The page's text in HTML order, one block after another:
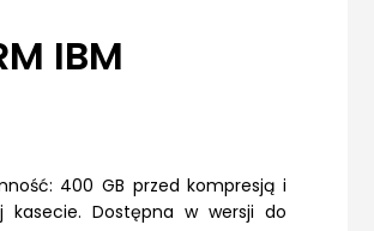
IBM
400 GB przed kompresją i
Dostępna w wersji do